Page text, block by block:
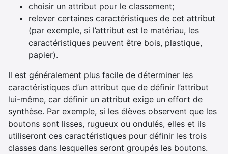
choisir un attribut pour le classement;
relever certaines caractéristiques de cet attribut
(par exemple, si l’attribut est le matériau, les
caractéristiques peuvent être bois, plastique,
papier).
Il est généralement plus facile de déterminer les
caractéristiques d’un attribut que de définir l’attribut
lui-même, car définir un attribut exige un effort de
synthèse. Par exemple, si les élèves observent que les
boutons sont lisses, rugueux ou ondulés, elles et ils
utiliseront ces caractéristiques pour définir les trois
classes dans lesquelles seront groupés les boutons.